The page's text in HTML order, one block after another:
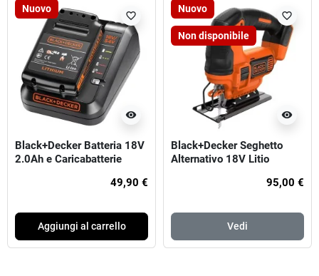
Nuovo
visibility
favorite_border
Black+Decker Batteria 18V
2.0Ah e Caricabatterie
49,90 €
Aggiungi al carrello
Nuovo
Non disponibile
visibility
favorite_border
Black+Decker Seghetto
Alternativo 18V Litio
95,00 €
Vedi